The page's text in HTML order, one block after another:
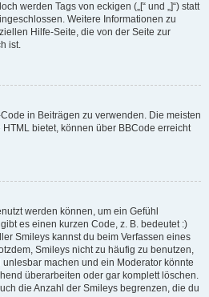
werden Tags von eckigen („[“ und „]“) statt
Weitere Informationen zu
Hilfe-Seite, die von der Seite zur
ist.
in Beiträgen zu verwenden. Die meisten
bietet, können über BBCode erreicht
werden können, um ein Gefühl
es einen kurzen Code, z. B. bedeutet :)
Smileys kannst du beim Verfassen eines
Smileys nicht zu häufig zu benutzen,
machen und ein Moderator könnte
überarbeiten oder gar komplett löschen.
die Anzahl der Smileys begrenzen, die du